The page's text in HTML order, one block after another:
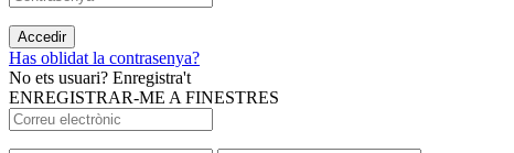
Accedir
Has oblidat la contrasenya?
No ets usuari? Enregistra't
ENREGISTRAR-ME A FINESTRES